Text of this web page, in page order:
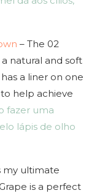
– The 02
natural and soft
a liner on one
help achieve
fazer uma
lápis de olho
my ultimate
is a perfect